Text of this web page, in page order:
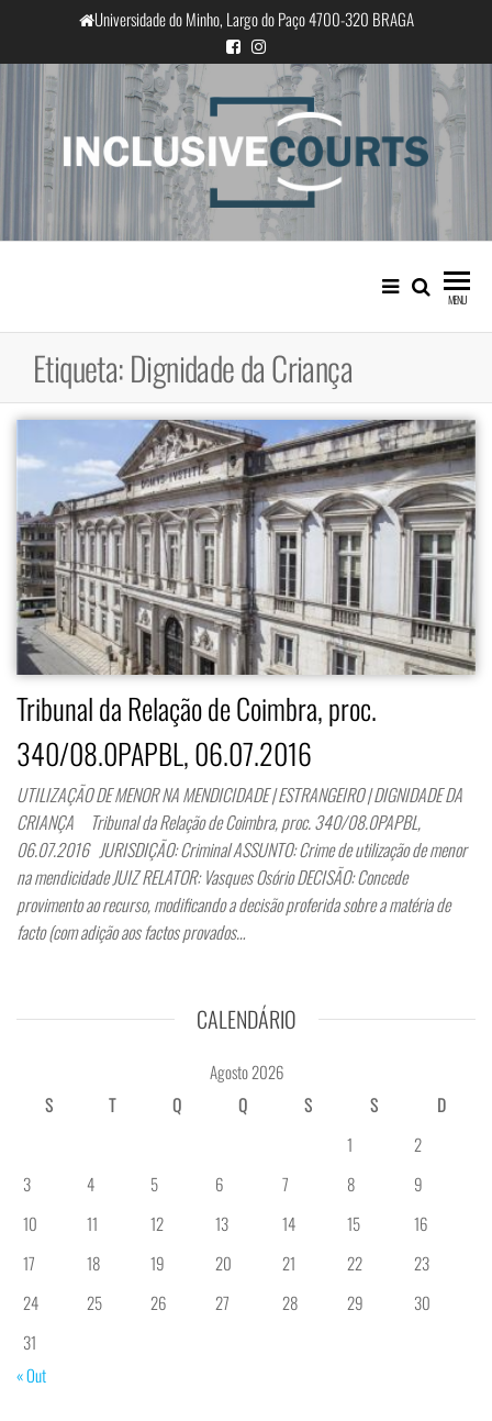
o
conteúdo
Universidade do Minho, Largo do Paço 4700-320 BRAGA
InclusiveCourts
Igualdade e diferença cultural na
prática judicial portuguesa
MENU
Etiqueta:Dignidade da Criança
Tribunal da Relação de Coimbra, proc.
340/08.0PAPBL, 06.07.2016
UTILIZAÇÃO DE MENOR NA MENDICIDADE | ESTRANGEIRO | DIGNIDADE DA
CRIANÇA Tribunal da Relação de Coimbra, proc. 340/08.0PAPBL,
06.07.2016 JURISDIÇÃO: Criminal ASSUNTO: Crime de utilização de menor
na mendicidade JUIZ RELATOR: Vasques Osório DECISÃO: Concede
provimento ao recurso, modificando a decisão proferida sobre a matéria de
facto (com adição aos factos provados…
CALENDÁRIO
Agosto 2026
S
T Q Q S S
D
1
2
3
4 5 6 7 8
9
10
11 12 13 14 15
16
17
18 19 20 21 22
23
24
25 26 27 28 29
30
31
« Out